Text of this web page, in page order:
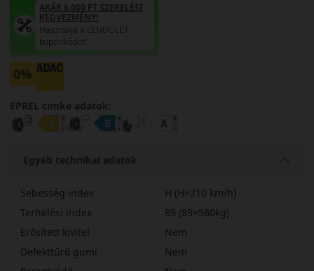
AKÁR 6.000 FT SZERELÉSI
KEDVEZMÉNY!
Használja a LENDÜLET
kuponkódot!
0%
EPREL cimke adatok:
Egyéb technikai adatok
Sebesség index
H (H=210 km/h)
Terhelési index
89 (89=580kg)
Erősített kivitel
Nem
Defekttűrő gumi
Nem